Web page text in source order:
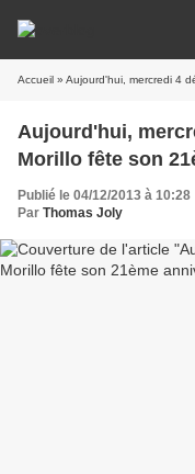
Accueil » Aujourd'hui, mercredi 4
Aujourd'hui,
Morillo fête son
Publié le 04/12/2013 à 10:28
Par Thomas Joly